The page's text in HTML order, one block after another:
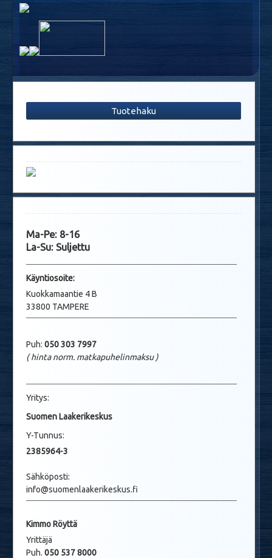
Tuotehaku
Ma-Pe: 8-16
La-Su: Suljettu
Käyntiosoite:
Kuokkamaantie 4 B
33800 TAMPERE
Puh: 050 303 7997
( hinta norm. matkapuhelinmaksu )
Yritys:
Suomen Laakerikeskus
Y-Tunnus:
2385964-3
Sähköposti:
info@suomenlaakerikeskus.fi
Kimmo Röyttä
Yrittäjä
Puh. 050 537 8000